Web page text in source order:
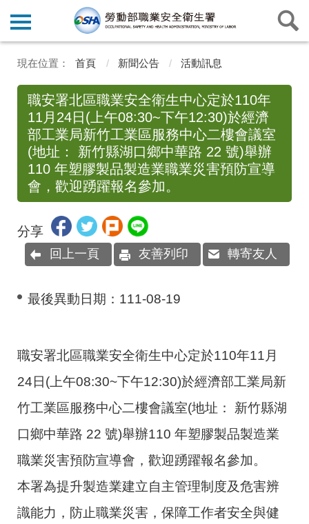
首頁 新聞公告 活動訊息
職安署北區職業安全衛生中心定於110年
11月24日(上午08:30~下午12:30)於經濟
部工業局新竹工業區服務中心二樓會議室
(地址： 新竹縣湖口鄉中華路 22 號)舉辦
110 年塑膠製品製造業職業災害預防宣導
會，歡迎踴躍報名參加。
分享
回上一頁 友善列印 轉寄友人
最後異動日期： 111-08-19
職安署北區職業安全衛生中心定於110年11月
24日(上午08:30~下午12:30)於經濟部工業局新
竹工業區服務中心二樓會議室(地址： 新竹縣湖
口鄉中華路 22 號)舉辦110 年塑膠製品製造業
職業災害預防宣導會，歡迎踴躍報名參加。
本署為提升製造業建立自主管理制度及危害辨
識能力，防止職業災害，保障工作者安全與健